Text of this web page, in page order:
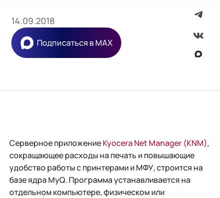
14.09.2018
Подписаться в MAX
Серверное приложениеKyocera Net Manager (KNM),
сокращающее расходы на печать и повышающие
удобство работы с принтерами и МФУ, строится на
базе ядра MyQ. Программа устанавливается на
отдельном компьютере, физическом или